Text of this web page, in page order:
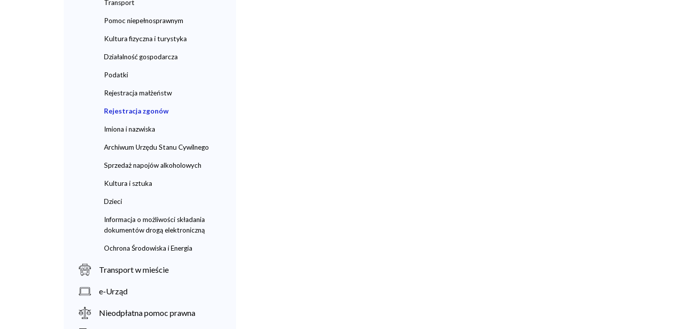
Transport
Pomoc niepełnosprawnym
Kultura fizyczna i turystyka
Działalność gospodarcza
Podatki
Rejestracja małżeństw
Rejestracja zgonów
Imiona i nazwiska
Archiwum Urzędu Stanu Cywilnego
Sprzedaż napojów alkoholowych
Kultura i sztuka
Dzieci
Informacja o możliwości składania
dokumentów drogą elektroniczną
Ochrona Środowiska i Energia
Transport w mieście
e-Urząd
Nieodpłatna pomoc prawna